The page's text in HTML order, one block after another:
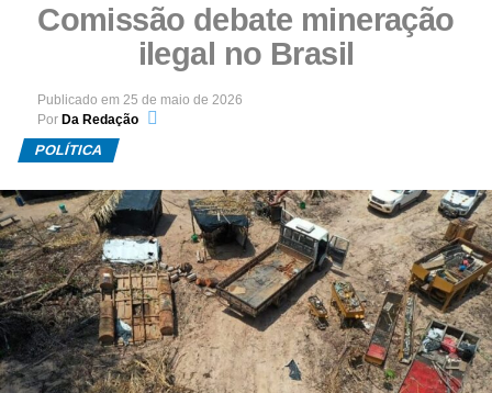
Comissão debate mineração
ilegal no Brasil
Publicado em 25 de maio de 2026
Por Da Redação
POLÍTICA